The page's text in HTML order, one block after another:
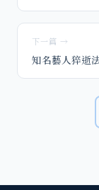
下一篇 →
知名藝人猝逝